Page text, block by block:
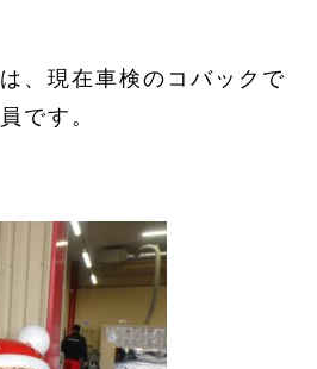
、現在車検のコバックで
です。